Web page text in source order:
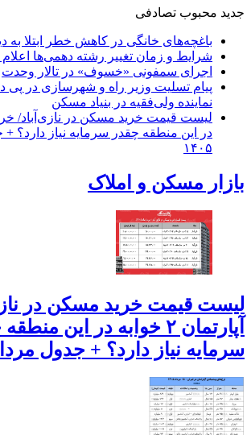
جدید محبوب تصادفی
باغچه‌های خانگی در کاهش خطر ابتلا به
شرایط و زمان تغییر رشته دهمی‌ها
اجرای سمفونی «خسوف» در تالار وحدت
پیام تسلیت وزیر راه و شهرسازی در پی
نماینده ولی‌فقیه در بنیاد مسکن
در این منطقه چقدر سرمایه نیاز دارد؟ +
۱۴۰۵
بازار مسکن و املاک
لیست قیمت خرید مسکن در
آپارتمان ۲ خوابه در این
سرمایه نیاز دارد؟ + جدول